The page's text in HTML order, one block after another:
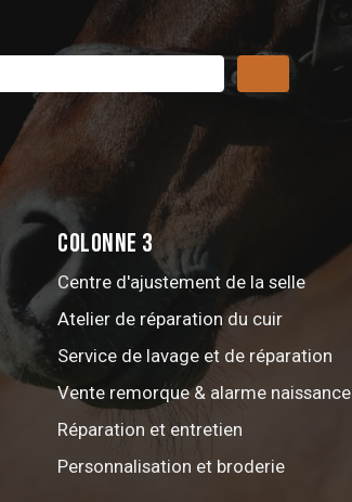
Colonne 3
Centre d'ajustement de la selle
Atelier de réparation du cuir
Service de lavage et de réparation
Vente remorque & alarme naissance
Réparation et entretien
Personnalisation et broderie